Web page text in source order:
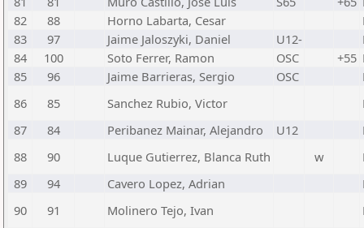
82
88 Horno Labarta, Cesar
83
97 Jaime Jaloszyki, Daniel U12-
84
100 Soto Ferrer, Ramon OSC +55
85
96 Jaime Barrieras, Sergio OSC
86
85 Sanchez Rubio, Victor
87
84 Peribanez Mainar, Alejandro U12
88
90 Luque Gutierrez, Blanca Ruth w
89
94 Cavero Lopez, Adrian
90
91 Molinero Tejo, Ivan